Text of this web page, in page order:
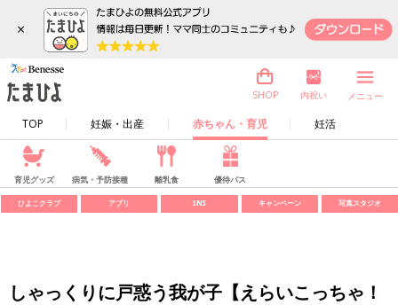
×
TOP 妊娠・出産 赤ちゃん・育児 妊活
SHOP 内祝い メニュー
育児グッズ 病気・予防接種 離乳食 優待パス
ひよこクラブ アプリ SNS キャンペーン 写真スタジオ
しゃっくりに戸惑う我が子【えらいこっちゃ！